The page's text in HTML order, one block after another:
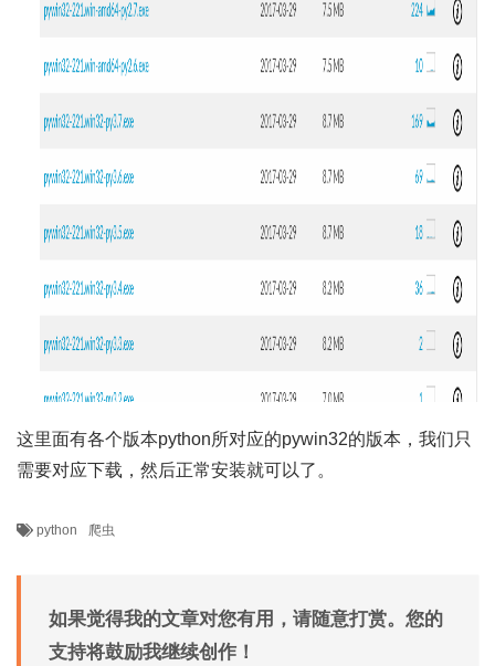
这里面有各个版本python所对应的pywin32的版本，我们只
需要对应下载，然后正常安装就可以了。
python 爬虫
如果觉得我的文章对您有用，请随意打赏。您的
支持将鼓励我继续创作！